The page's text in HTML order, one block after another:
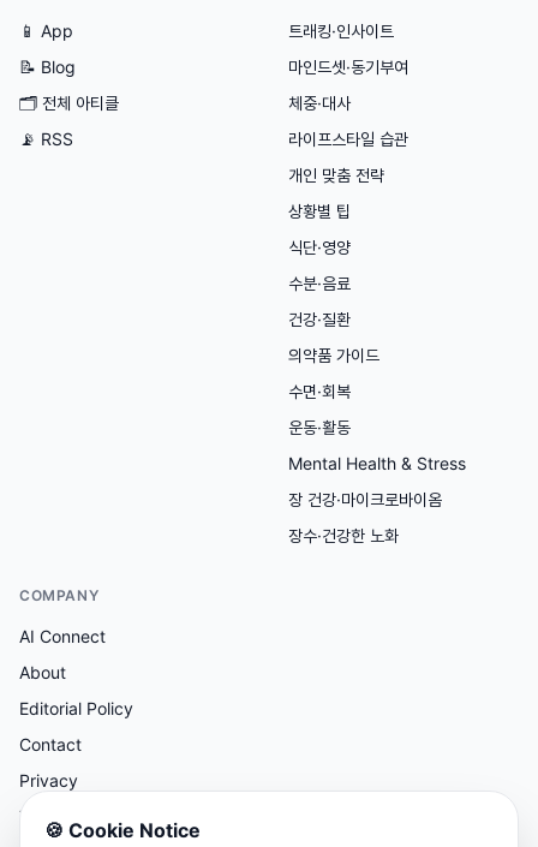
📱 App
📝 Blog
🗂 전체 아티클
📡 RSS
트래킹·인사이트
마인드셋·동기부여
체중·대사
라이프스타일 습관
개인 맞춤 전략
상황별 팁
식단·영양
수분·음료
건강·질환
의약품 가이드
수면·회복
운동·활동
Mental Health & Stress
장 건강·마이크로바이옴
장수·건강한 노화
COMPANY
AI Connect
About
Editorial Policy
Contact
Privacy
Terms
🍪 Cookie Notice